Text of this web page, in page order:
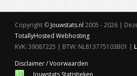
Copyright © Jouwstats.nl 2005 - 2026 |
TotallyHosted Webhosting
KVK: 39087225 | BTW: NL813775103B01 |
Disclaimer / Voorwaarden
Jouwstats Statistieken